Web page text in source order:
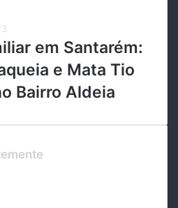
em Santarém:
e Mata Tio
Bairro Aldeia